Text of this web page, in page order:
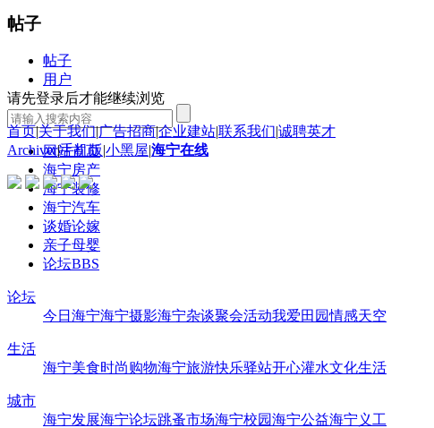
帖子
帖子
用户
网站首页
海宁房产
海宁装修
海宁汽车
谈婚论嫁
亲子母婴
论坛BBS
论坛
今日海宁海宁摄影海宁杂谈聚会活动我爱田园情感天空
生活
海宁美食时尚购物海宁旅游快乐驿站开心灌水文化生活
城市
海宁发展海宁论坛跳蚤市场海宁校园海宁公益海宁义工
请先登录后才能继续浏览
首页|关于我们|广告招商|企业建站|联系我们|诚聘英才
Archiver|手机版|小黑屋|海宁在线